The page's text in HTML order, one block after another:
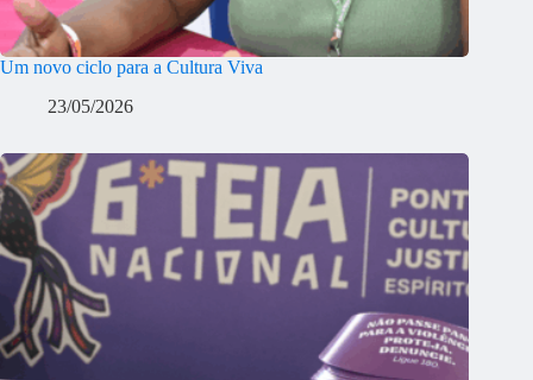
Um novo ciclo para a Cultura Viva
23/05/2026